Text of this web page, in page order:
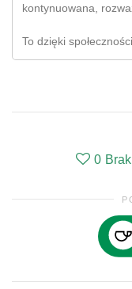
kontynuowana,
To dzięki
0